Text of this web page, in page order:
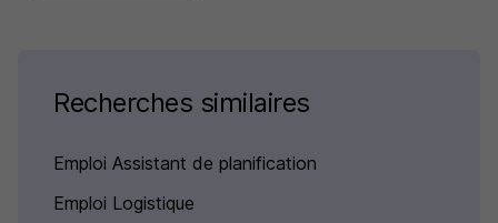
Recherches similaires
Emploi Assistant de planification
Emploi Logistique